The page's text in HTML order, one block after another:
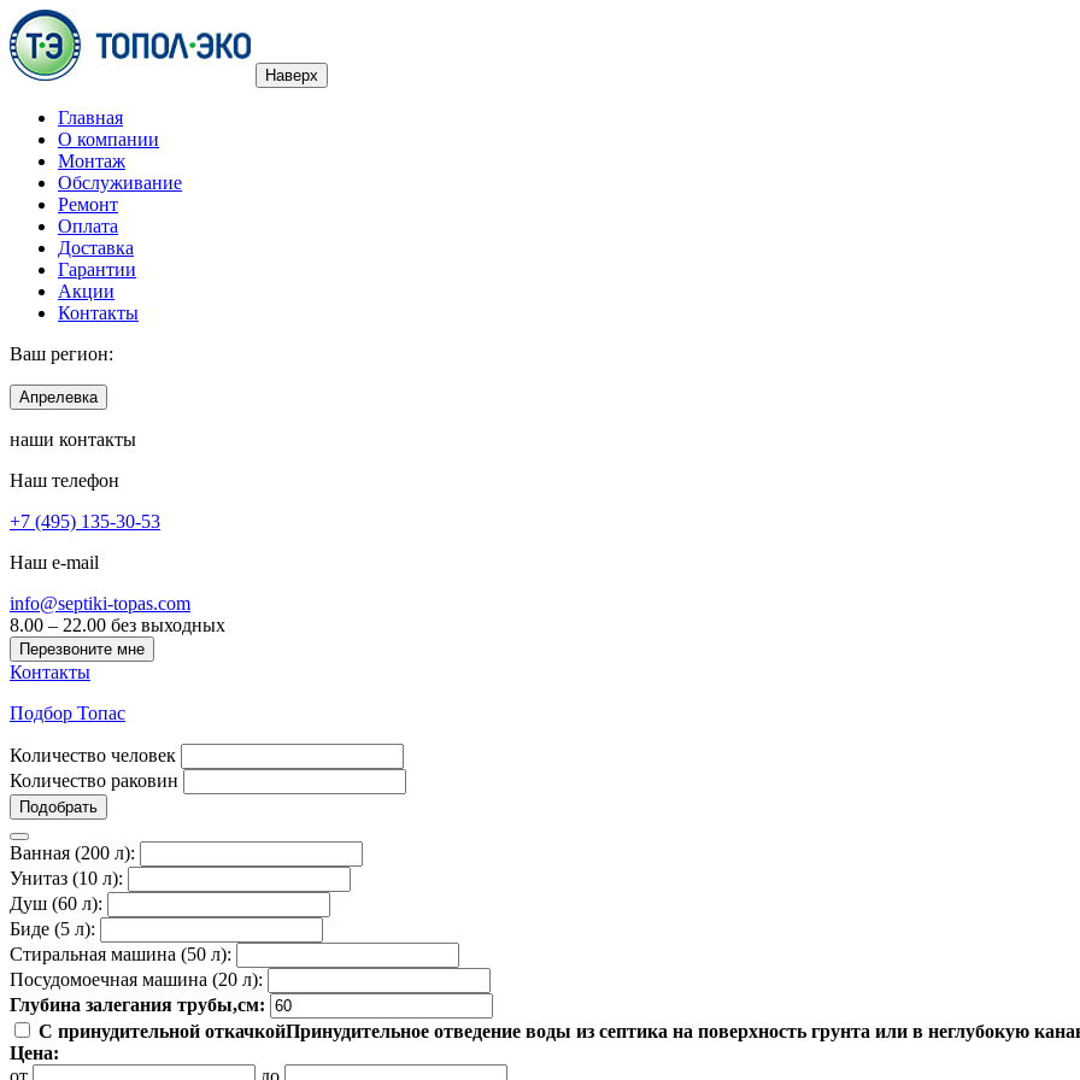
Наверх
Главная
О компании
Монтаж
Обслуживание
Ремонт
Оплата
Доставка
Гарантии
Акции
Контакты
Ваш регион:
Апрелевка
наши контакты
Наш телефон
+7 (495) 135-30-53
Наш e-mail
info@septiki-topas.com
8.00 – 22.00 без выходных
Перезвоните мне
Контакты
Подбор Топас
Количество человек
Количество раковин
Подобрать
Ванная (200 л):
Унитаз (10 л):
Душ (60 л):
Биде (5 л):
Стиральная машина (50 л):
Посудомоечная машина (20 л):
Глубина залегания трубы,см:
С принудительной откачкойПринудительное отведение воды из септика на поверхность грунта или в неглубокую
Цена:
от
до